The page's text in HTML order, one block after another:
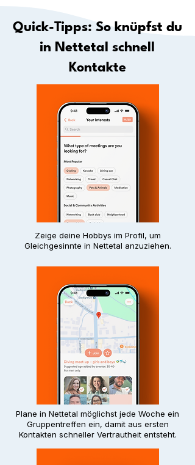
Quick-Tipps: So knüpfst du
in Nettetal schnell
Kontakte
Zeige deine Hobbys im Profil, um
Gleichgesinnte in Nettetal anzuziehen.
Plane in Nettetal möglichst jede Woche ein
Gruppentreffen ein, damit aus ersten
Kontakten schneller Vertrautheit entsteht.